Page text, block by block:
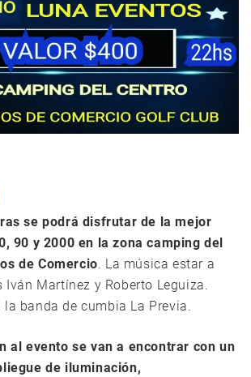
se podrá disfrutar de la mejor
90 y 2000 en la zona camping del
de Comercio. La música estar a
Iván Martínez y Roberto Leguiza.
banda de cumbia La Previa.
al evento se van a encontrar con un
de iluminación,